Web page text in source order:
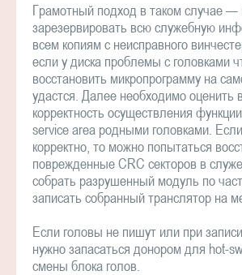
Грамотный подход в таком случае —
зарезервировать всю служебную
всем копиям с неисправного
если у диска проблемы с головками
восстановить микропрограмму на
удастся. Далее необходимо оценить
корректность осуществления
service area родными головками.
корректно, то можно попытаться
поврежденные CRC секторов в
собрать разрушенный модуль по
записать собранный транслятор на
Если головы не пишут или при записи
нужно запасаться донором для hot-
смены блока голов.